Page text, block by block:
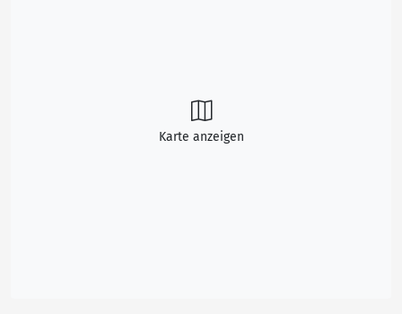
Karte anzeigen